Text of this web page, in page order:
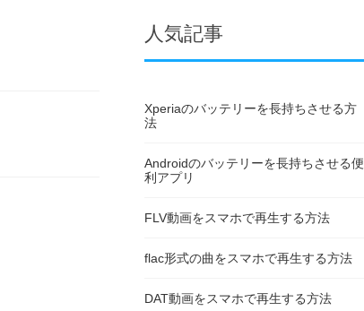
人気記事
Xperiaのバッテリーを長持ちさせる方
法
Androidのバッテリーを長持ちさせる便
利アプリ
FLV動画をスマホで再生する方法
flac形式の曲をスマホで再生する方法
DAT動画をスマホで再生する方法